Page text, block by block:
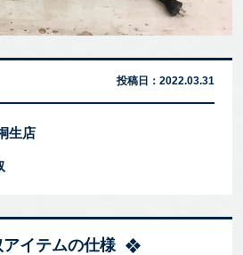
投稿日： 2022.03.31
生店
アイテムの仕様